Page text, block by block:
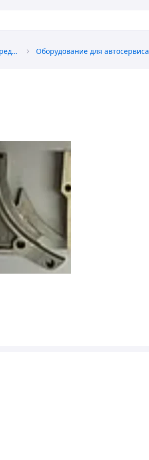
Оборудование и товары для предоставления услуг Оборудование для автосервиса